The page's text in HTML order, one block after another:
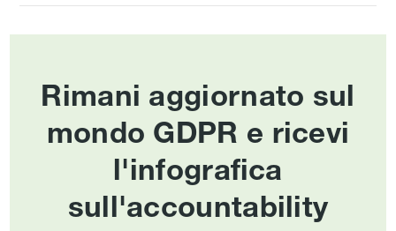
Rimani aggiornato sul
mondo GDPR e ricevi
l'infografica
sull'accountability